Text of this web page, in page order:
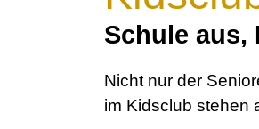
Schule aus,
Nicht nur der
im Kidsclub stehen